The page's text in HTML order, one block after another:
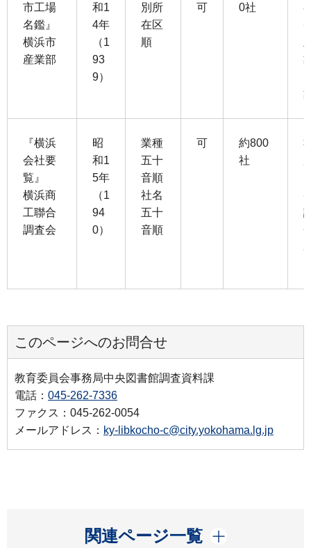
市工場
名鑑』
横浜市
産業部
和1
4年
（1
93
9）
別所
在区
順
可
0社
『横浜
会社要
覧』
横浜商
工聯合
調査会
昭
和1
5年
（1
94
0）
業種
五十
音順
社名
五十
音順
可
約800
社
このページへのお問合せ
教育委員会事務局中央図書館調査資料課
電話： 045-262-7336
ファクス：045-262-0054
メールアドレス： ky-libkocho-c@city.yokohama.lg.jp
関連ページ一覧
開く